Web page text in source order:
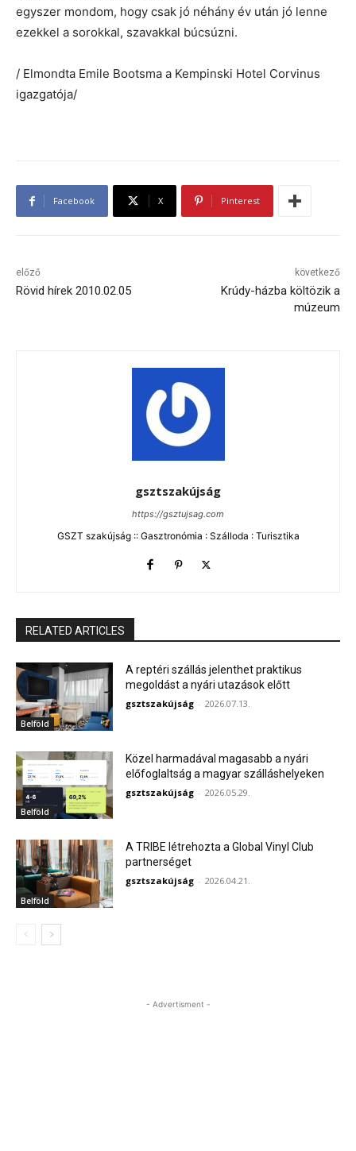
egyszer mondom, hogy csak jó néhány év után jó lenne
ezekkel a sorokkal, szavakkal búcsúzni.
/ Elmondta Emile Bootsma a Kempinski Hotel Corvinus
igazgatója/
Facebook X Pinterest
előző
Rövid hírek 2010.02.05
következő
Krúdy-házba költözik a
múzeum
gsztszakújság
https://gsztujsag.com
GSZT szakújság :: Gasztronómia : Szálloda : Turisztika
RELATED ARTICLES
Belföld
A reptéri szállás jelenthet praktikus
megoldást a nyári utazások előtt
gsztszakújság - 2026.07.13.
Belföld
Közel harmadával magasabb a nyári
előfoglaltság a magyar szálláshelyeken
gsztszakújság - 2026.05.29.
Belföld
A TRIBE létrehozta a Global Vinyl Club
partnerséget
gsztszakújság - 2026.04.21.
- Advertisment -